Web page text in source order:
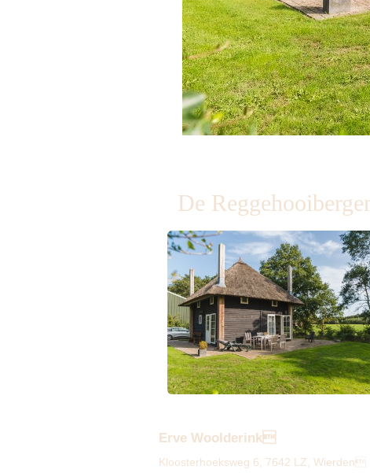
De
Erve Woolderink
Kloosterhoeksweg 6, 7642 LZ, Wierden